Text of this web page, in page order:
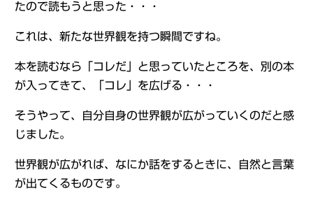
たので読もうと思った・・・
これは、新たな世界観を持つ瞬間ですね。
本を読むなら「コレだ」と思っていたところを、別の本
が入ってきて、「コレ」を広げる・・・
そうやって、自分自身の世界観が広がっていくのだと感
じました。
世界観が広がれば、なにか話をするときに、自然と言葉
が出てくるものです。